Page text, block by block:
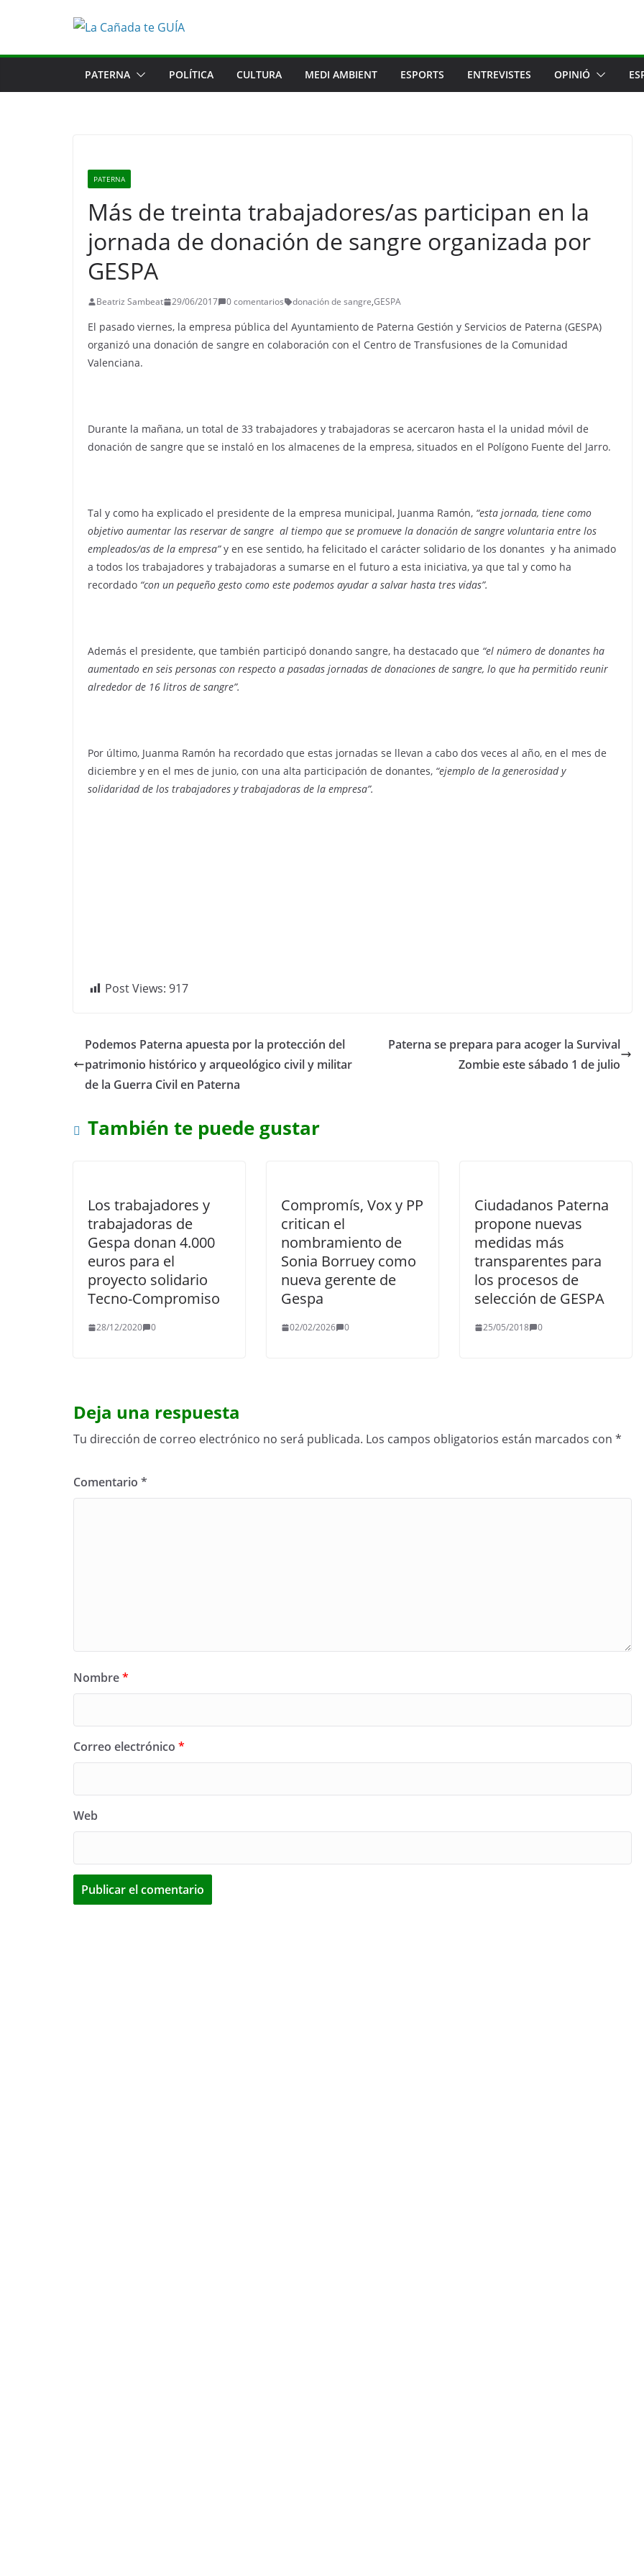
PATERNA POLÍTICA CULTURA MEDI AMBIENT ESPORTS ENTREVISTES OPINIÓ
PATERNA
Más de treinta trabajadores/as participan en la
jornada de donación de sangre organizada por
GESPA
Beatriz Sambeat 29/06/2017 0 comentarios donación de sangre,GESPA
El pasado viernes, la empresa pública del Ayuntamiento de Paterna Gestión y Servicios de Paterna (GESPA)
organizó una donación de sangre en colaboración con el Centro de Transfusiones de la Comunidad
Valenciana.
Durante la mañana, un total de 33 trabajadores y trabajadoras se acercaron hasta el la unidad móvil de
donación de sangre que se instaló en los almacenes de la empresa, situados en el Polígono Fuente del Jarro.
Tal y como ha explicado el presidente de la empresa municipal, Juanma Ramón, “esta jornada, tiene como
objetivo aumentar las reservar de sangre al tiempo que se promueve la donación de sangre voluntaria entre los
empleados/as de la empresa”y en ese sentido, ha felicitado el carácter solidario de los donantes y ha animado
a todos los trabajadores y trabajadoras a sumarse en el futuro a esta iniciativa, ya que tal y como ha
recordado “con un pequeño gesto como este podemos ayudar a salvar hasta tres vidas”.
Además el presidente, que también participó donando sangre, ha destacado que “el número de donantes ha
aumentado en seis personas con respecto a pasadas jornadas de donaciones de sangre, lo que ha permitido reunir
alrededor de 16 litros de sangre”.
Por último, Juanma Ramón ha recordado que estas jornadas se llevan a cabo dos veces al año, en el mes de
diciembre y en el mes de junio, con una alta participación de donantes, “ejemplo de la generosidad y
solidaridad de los trabajadores y trabajadoras de la empresa”.
Post Views: 917
Podemos Paterna apuesta por la protección del
patrimonio histórico y arqueológico civil y militar
de la Guerra Civil en Paterna
Paterna se prepara para acoger la Survival
Zombie este sábado 1 de julio
También te puede gustar
Los trabajadores y
trabajadoras de
Gespa donan 4.000
euros para el
proyecto solidario
Tecno-Compromiso
28/12/2020 0
Compromís, Vox y PP
critican el
nombramiento de
Sonia Borruey como
nueva gerente de
Gespa
02/02/2026 0
Ciudadanos Paterna
propone nuevas
medidas más
transparentes para
los procesos de
selección de GESPA
25/05/2018 0
Deja una respuesta
Tu dirección de correo electrónico no será publicada. Los campos obligatorios están marcados con *
Comentario *
Nombre*
Correo electrónico *
Web